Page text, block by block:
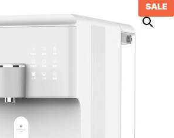
SALE